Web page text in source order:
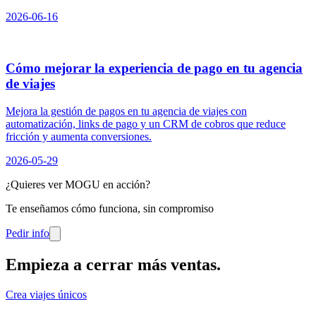
2026-06-16
Cómo mejorar la experiencia de pago en tu agencia
de viajes
Mejora la gestión de pagos en tu agencia de viajes con
automatización, links de pago y un CRM de cobros que reduce
fricción y aumenta conversiones.
2026-05-29
¿Quieres ver MOGU en acción?
Te enseñamos cómo funciona, sin compromiso
Pedir info
Empieza a cerrar más ventas.
Crea viajes únicos